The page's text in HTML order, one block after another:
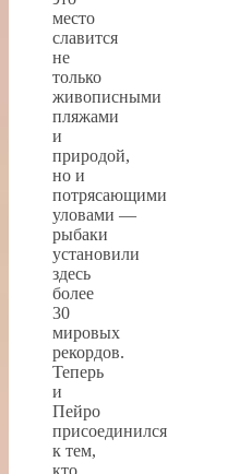
место
славится
не
только
живописными
пляжами
и
природой,
но и
потрясающими
уловами —
рыбаки
установили
здесь
более
30
мировых
рекордов.
Теперь
и
Пейро
присоединился
к тем,
кто